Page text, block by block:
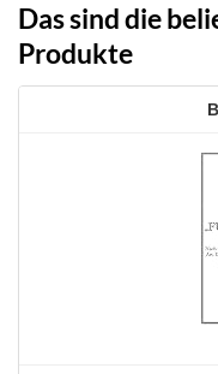
Das sind die
Produkte